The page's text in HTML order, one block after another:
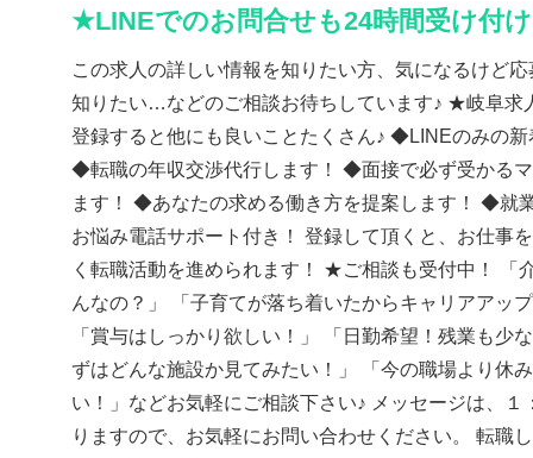
★LINEでのお問合せも24時間受け付
この求人の詳しい情報を知りたい方、気になるけど
知りたい…などのご相談お待ちしています♪ ★岐阜求
登録すると他にも良いことたくさん♪ ◆LINEのみの
◆転職の年収交渉代行します！ ◆面接で必ず受かる
ます！ ◆あなたの求める働き方を提案します！ ◆就
お悩み電話サポート付き！ 登録して頂くと、お仕事
く転職活動を進められます！ ★ご相談も受付中！ 「
んなの？」 「子育てが落ち着いたからキャリアアッ
「賞与はしっかり欲しい！」 「日勤希望！残業も少
ずはどんな施設か見てみたい！」 「今の職場より休
い！」などお気軽にご相談下さい♪ メッセージは、１
りますので、お気軽にお問い合わせください。 転職